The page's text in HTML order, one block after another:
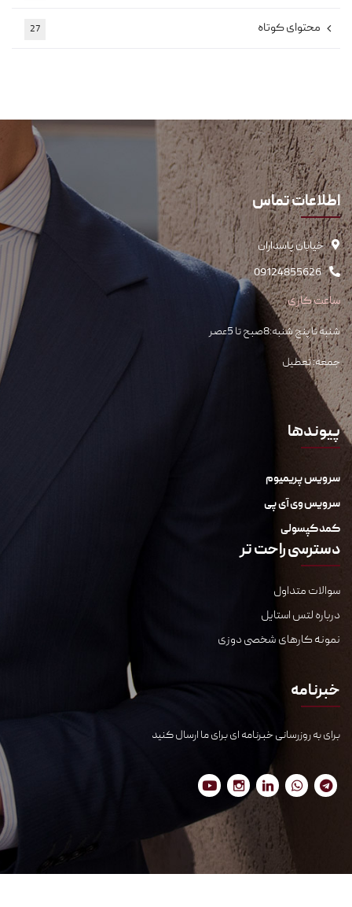
محتوای کوتاه 27
اطلاعات تماس
خیابان پاسداران
09124855626
ساعت کاری
شنبه تا پنج شنبه:8صبح تا 5عصر
جمعه: تعطیل
پیوندها
سرویس پریمیوم
سرویس وی آی پی
کمد کپسولی
دسترسی راحت تر
سوالات متداول
درباره لتس استایل
نمونه کارهای شخصی دوزی
خبرنامه
برای به روزرسانی خبرنامه ای برای ما ارسال کنید